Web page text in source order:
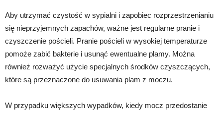
Aby utrzymać czystość w sypialni i zapobiec rozprzestrzenianiu
się nieprzyjemnych zapachów, ważne jest regularne pranie i
czyszczenie pościeli. Pranie pościeli w wysokiej temperaturze
pomoże zabić bakterie i usunąć ewentualne plamy. Można
również rozważyć użycie specjalnych środków czyszczących,
które są przeznaczone do usuwania plam z moczu.
W przypadku większych wypadków, kiedy mocz przedostanie